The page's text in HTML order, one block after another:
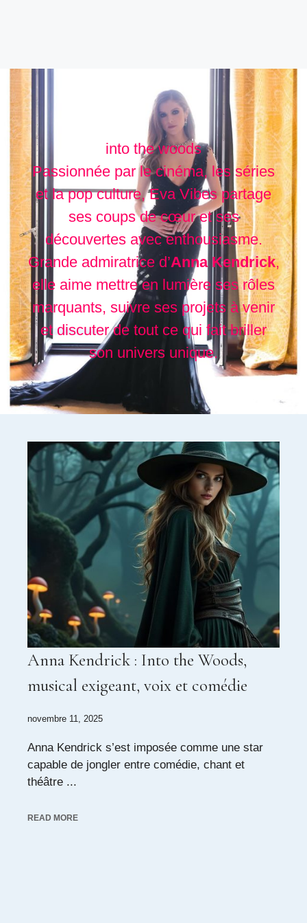
into the woods
Passionnée par le cinéma, les séries
et la pop culture, Eva Vibes partage
ses coups de cœur et ses
découvertes avec enthousiasme.
Grande admiratrice d’Anna Kendrick,
elle aime mettre en lumière ses rôles
marquants, suivre ses projets à venir
et discuter de tout ce qui fait briller
son univers unique.
Anna Kendrick : Into the Woods,
musical exigeant, voix et comédie
novembre 11, 2025
Anna Kendrick s’est imposée comme une star
capable de jongler entre comédie, chant et
théâtre ...
READ MORE